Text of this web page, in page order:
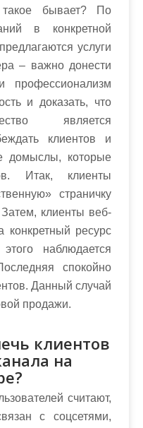
такое бывает? По
в конкретной
услуги
– важно донести
профессионализм
и доказать, что
является
клиентов и
домыслы, которые
Итак, клиенты
страничку
Затем, клиенты веб-
конкретный ресурс
наблюдается
спокойно
Данный случай
продажи.
клиентов
на
считают,
с соцсетями,